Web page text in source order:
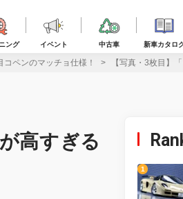
ング イベント 中古車 新車カタロ
ペンのマッチョ仕様！ 【写真・3枚目】
高すぎる